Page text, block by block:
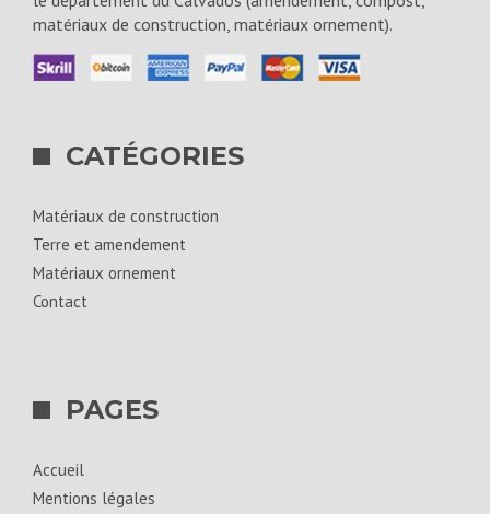
matériaux de construction, matériaux ornement).
CATÉGORIES
Matériaux de construction
Terre et amendement
Matériaux ornement
Contact
PAGES
Accueil
Mentions légales